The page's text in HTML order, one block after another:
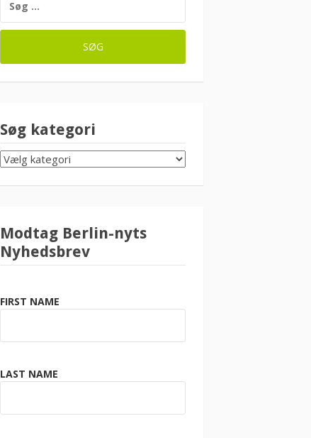
EFTER:
Søg kategori
SØG
KATEGORI
Modtag Berlin-nyts
Nyhedsbrev
FIRST NAME
LAST NAME